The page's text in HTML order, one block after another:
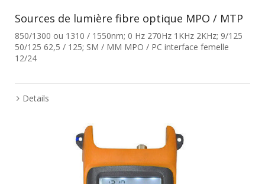
Sources de lumière fibre optique MPO / MTP
850/1300 ou 1310 / 1550nm; 0 Hz 270Hz 1KHz 2KHz; 9/125
50/125 62,5 / 125; SM / MM MPO / PC interface femelle
12/24
Details